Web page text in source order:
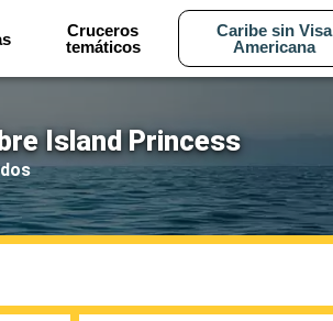
Cruceros
temáticos
Caribe sin Visa
Americana
Island Princess